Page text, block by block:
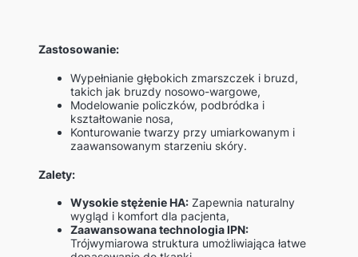
Zastosowanie:
Wypełnianie głębokich zmarszczek i bruzd,
takich jak bruzdy nosowo-wargowe,
Modelowanie policzków, podbródka i
kształtowanie nosa,
Konturowanie twarzy przy umiarkowanym i
zaawansowanym starzeniu skóry.
Zalety:
Wysokie stężenie HA: Zapewnia naturalny
wygląd i komfort dla pacjenta,
Zaawansowana technologia IPN:
Trójwymiarowa struktura umożliwiająca łatwe